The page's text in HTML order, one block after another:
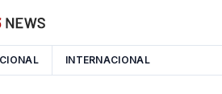
INTERNACIONAL